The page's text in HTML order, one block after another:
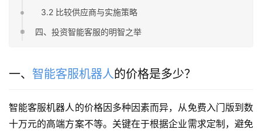
3.2 比较供应商与实施策略
四、投资智能客服的明智之举
一、 智能客服机器人的价格是多少？
智能客服机器人的价格因多种因素而异，从免费入门版到数
十万元的高端方案不等。关键在于根据企业需求定制，避免